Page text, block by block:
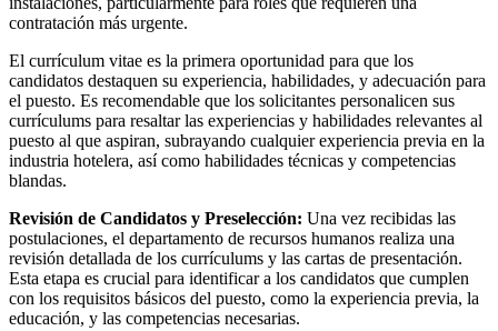
contratación más urgente.
El currículum vitae es la primera oportunidad para que los
candidatos destaquen su experiencia, habilidades, y adecuación para
el puesto. Es recomendable que los solicitantes personalicen sus
currículums para resaltar las experiencias y habilidades relevantes al
puesto al que aspiran, subrayando cualquier experiencia previa en la
industria hotelera, así como habilidades técnicas y competencias
blandas.
Revisión de Candidatos y Preselección: Una vez recibidas las
postulaciones, el departamento de recursos humanos realiza una
revisión detallada de los currículums y las cartas de presentación.
Esta etapa es crucial para identificar a los candidatos que cumplen
con los requisitos básicos del puesto, como la experiencia previa, la
educación, y las competencias necesarias.